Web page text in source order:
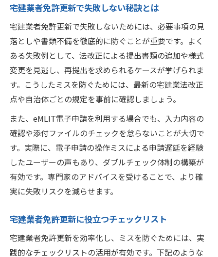
宅建業者免許更新で失敗しない秘訣とは
宅建業者免許更新で失敗しないためには、必要事項の見
落としや書類不備を徹底的に防ぐことが重要です。よく
ある失敗例として、法改正による提出書類の追加や様式
変更を見逃し、再提出を求められるケースが挙げられま
す。こうしたミスを防ぐためには、最新の宅建業法改正
点や自治体ごとの規定を事前に確認しましょう。
また、eMLIT電子申請を利用する場合でも、入力内容の
確認や添付ファイルのチェックを怠らないことが大切で
す。実際に、電子申請の操作ミスによる申請遅延を経験
したユーザーの声もあり、ダブルチェック体制の構築が
有効です。専門家のアドバイスを受けることで、より確
実に失敗リスクを減らせます。
宅建業者免許更新に役立つチェックリスト
宅建業者免許更新を効率化し、ミスを防ぐためには、実
践的なチェックリストの活用が有効です。下記のような